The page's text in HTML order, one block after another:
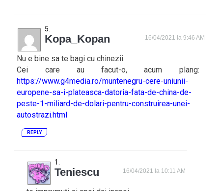
Kopa_Kopan 16/04/2021 la 9:46 AM
Nu e bine sa te bagi cu chinezii.
Cei care au facut-o, acum plang:
https://www.g4media.ro/muntenegru-cere-uniunii-
europene-sa-i-plateasca-datoria-fata-de-china-de-
peste-1-miliard-de-dolari-pentru-construirea-unei-
autostrazi.html
REPLY
Teniescu 16/04/2021 la 10:11 AM